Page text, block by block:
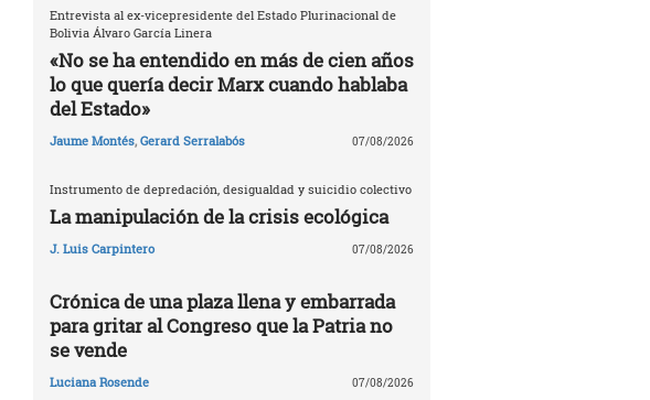
Entrevista al ex-vicepresidente del Estado Plurinacional de
Bolivia Álvaro García Linera
«No se ha entendido en más de cien años
lo que quería decir Marx cuando hablaba
del Estado»
Jaume Montés, Gerard Serralabós 07/08/2026
Instrumento de depredación, desigualdad y suicidio colectivo
La manipulación de la crisis ecológica
J. Luis Carpintero 07/08/2026
Crónica de una plaza llena y embarrada
para gritar al Congreso que la Patria no
se vende
Luciana Rosende 07/08/2026